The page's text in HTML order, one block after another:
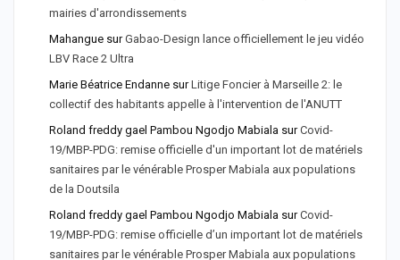
mairies d'arrondissements
Mahangue surGabao-Design lance officiellement le jeu vidéo
LBV Race 2 Ultra
Marie Béatrice Endanne surLitige Foncier à Marseille 2: le
collectif des habitants appelle à l'intervention de l'ANUTT
Roland freddy gael Pambou Ngodjo Mabiala surCovid-
19/MBP-PDG: remise officielle d'un important lot de matériels
sanitaires par le vénérable Prosper Mabiala aux populations
de la Doutsila
Roland freddy gael Pambou Ngodjo Mabiala surCovid-
19/MBP-PDG: remise officielle d’un important lot de matériels
sanitaires par le vénérable Prosper Mabiala aux populations